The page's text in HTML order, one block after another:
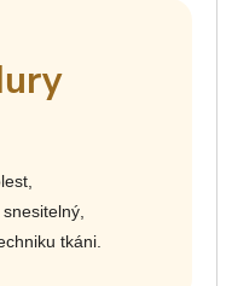
tkáni.